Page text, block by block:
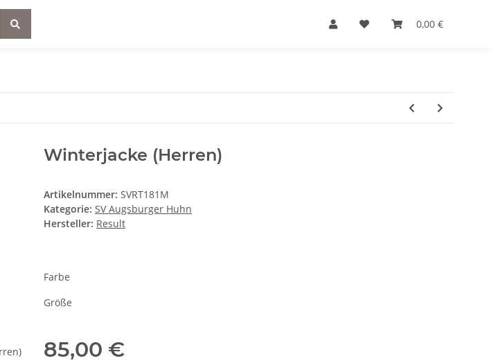
0,00 €
Winterjacke (Herren)
Artikelnummer: SVRT181M
Kategorie: SV Augsburger Huhn
Hersteller: Result
Farbe
Größe
85,00 €